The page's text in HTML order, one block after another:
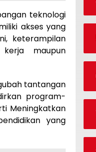
teknologi
akses yang
keterampilan
maupun
tantangan
program-
Meningkatkan
yang